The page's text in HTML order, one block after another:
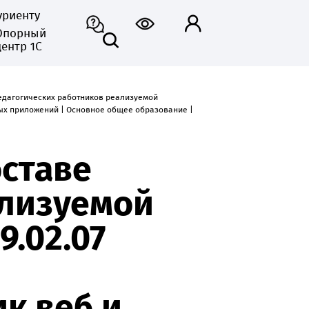
1С
работников реализуемой
приложений | Основное общее образование |